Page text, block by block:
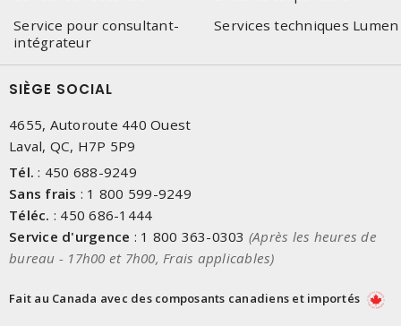
Service pour consultant-
intégrateur
Services techniques Lumen
SIÈGE SOCIAL
4655, Autoroute 440 Ouest
Laval, QC, H7P 5P9
Tél. : 450 688-9249
Sans frais : 1 800 599-9249
Téléc. : 450 686-1444
Service d'urgence : 1 800 363-0303 (Après les heures de
bureau - 17h00 et 7h00, Frais applicables)
Fait au Canada avec des composants canadiens et importés